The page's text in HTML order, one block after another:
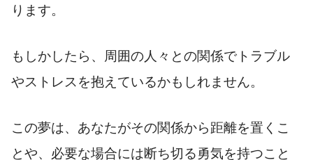
ります。
もしかしたら、周囲の人々との関係でトラブル
やストレスを抱えているかもしれません。
この夢は、あなたがその関係から距離を置くこ
とや、必要な場合には断ち切る勇気を持つこと